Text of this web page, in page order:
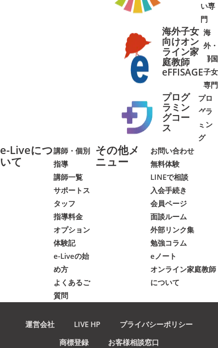
い専
門
海外子女
向けオン
ライン家
庭教師
eFFISAGE
海
外・
帰国
子女
専門
➜➜
プログ
ラミン
グコー
ス
プロ
グラ
ミン
グ
➜➜
e-Liveにつ
いて
講師・個別
指導
講師一覧
サポートス
タッフ
指導料金
オプション
体験記
e-Liveの始
め方
よくあるご
質問
その他メ
ニュー
お問い合わせ
無料体験
LINEで相談
入会手続き
会員ページ
面談ルーム
外部リンク集
勉強コラム
eノート
オンライン家庭教師
について
運営会社 LIVE HP
プライバシーポリシー
商標登録
お客様相談窓口